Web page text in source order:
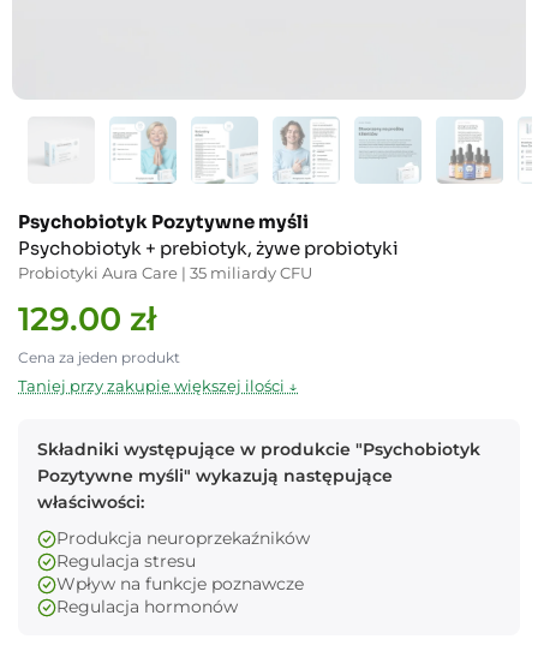
Psychobiotyk Pozytywne myśli
Psychobiotyk + prebiotyk, żywe probiotyki
Probiotyki Aura Care | 35 miliardy CFU
129.00 zł
Cena za jeden produkt
Taniej przy zakupie większej ilości ↓
Składniki występujące w produkcie "Psychobiotyk
Pozytywne myśli" wykazują następujące
właściwości:
Produkcja neuroprzekaźników
Regulacja stresu
Wpływ na funkcje poznawcze
Regulacja hormonów